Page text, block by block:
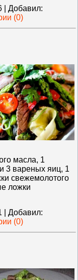
Добавил:
(0)
масла, 1
3 вареных яиц, 1
свежемолотого
ложки
Добавил:
(0)